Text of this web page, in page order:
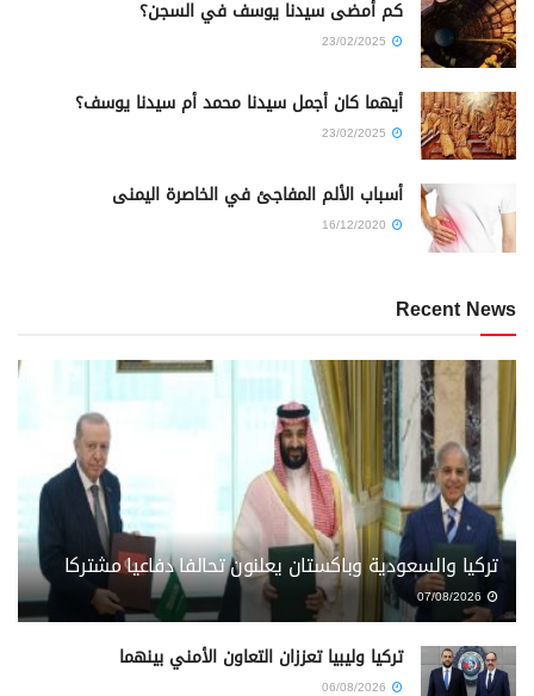
كم أمضى سيدنا يوسف في السجن؟
أيهما كان أجمل سيدنا محمد أم سيدنا يوسف؟
أسباب الألم المفاجئ في الخاصرة اليمنى
Recent News
تركيا والسعودية وباكستان يعلنون تحالفا دفاعيا مشتركا
تركيا وليبيا تعززان التعاون الأمني بينهما